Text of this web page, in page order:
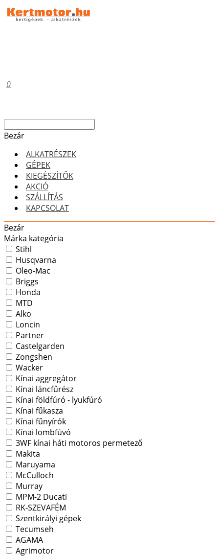
0
Bezár
ALKATRÉSZEK
GÉPEK
KIEGÉSZÍTŐK
AKCIÓ
SZÁLLÍTÁS
KAPCSOLAT
Bezár
Márka kategória
Stihl
Husqvarna
Oleo-Mac
Briggs
Honda
MTD
Alko
Loncin
Partner
Castelgarden
Zongshen
Wacker
Kínai aggregátor
Kínai láncfűrész
Kínai földfúró - lyukfúró
Kínai fűkasza
Kínai fűnyírók
Kínai lombfúvó
3WF kínai háti motoros permetező
Makita
Maruyama
McCulloch
Murray
MPM-2 Ducati
RK-SZEVAFÉM
Szentkirályi gépek
Tecumseh
AGAMA
Agrimotor